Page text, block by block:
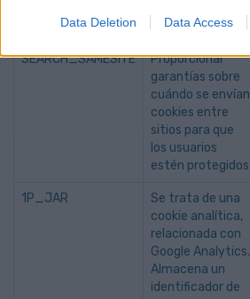
Data Deletion Data Access
uso.
SEARCH_SAMESITE
Proporcionar
garantías sobre
cuándo se envían
cookies entre
sitios para que
los usuarios
estén protegidos
1P_JAR
Se trata de una
cookie analítica,
relacionada con
Google Analytics.
Almacena un
identificador de